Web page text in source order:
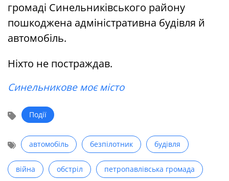
громаді Синельниківського району
пошкоджена адміністративна будівля й
автомобіль.
Ніхто не постраждав.
Синельникове моє місто
Події
автомобіль безпілотник будівля
війна обстріл петропавлівська громада